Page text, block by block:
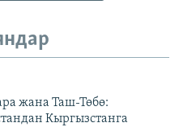
жана Таш-Төбө:
Кыргызстанга